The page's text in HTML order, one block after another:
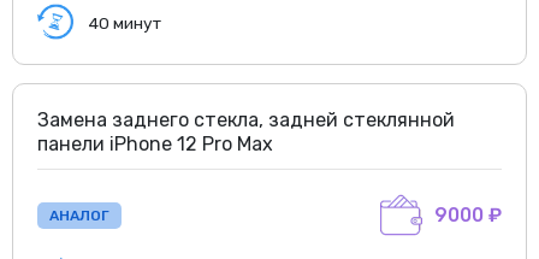
40 минут
Замена заднего стекла, задней стеклянной
панели iPhone 12 Pro Max
9000 ₽
АНАЛОГ